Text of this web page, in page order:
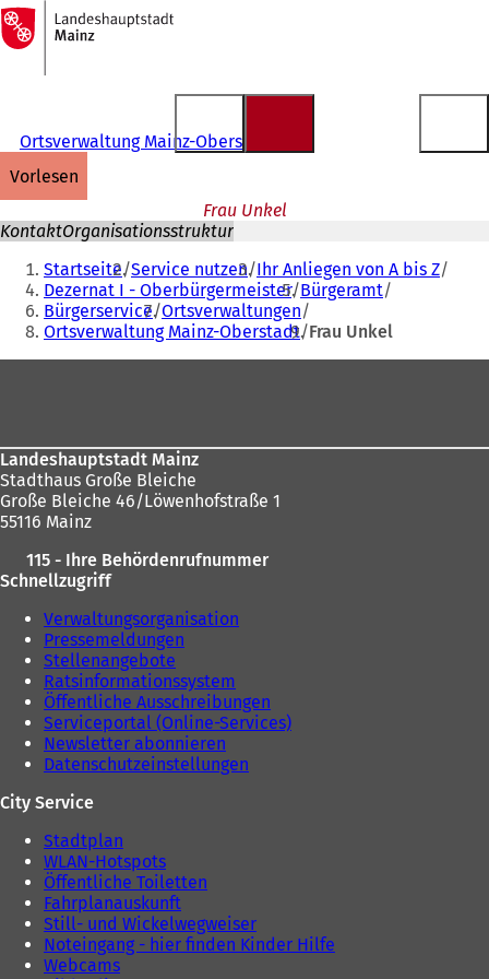
Inhalt anspringen
Zur
Startseite
Ortsverwaltung Mainz-Oberstadt
vorlesen
Frau Unkel
KontaktOrganisationsstruktur
Sie
befinden
sich
hier:
Startseite Service nutzen Ihr Anliegen von A bis Z
Dezernat I - Oberbürgermeister Bürgeramt
Bürgerservice Ortsverwaltungen
Ortsverwaltung Mainz-Oberstadt Frau Unkel
Landeshauptstadt Mainz
Stadthaus Große Bleiche
Große Bleiche 46/Löwenhofstraße 1
55116 Mainz
115 - Ihre Behördenrufnummer
Schnellzugriff
Verwaltungsorganisation
Pressemeldungen
Stellenangebote
Ratsinformationssystem
Öffentliche Ausschreibungen
Serviceportal (Online-Services)
Newsletter abonnieren
Datenschutzeinstellungen
City Service
Stadtplan
WLAN-Hotspots
Öffentliche Toiletten
Fahrplanauskunft
Still- und Wickelwegweiser
Noteingang - hier finden Kinder Hilfe
Webcams